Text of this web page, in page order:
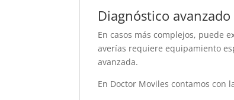
Diagnóstico
En casos más complejos, puede
averías requiere equipamiento
avanzada.
En Doctor Moviles contamos con